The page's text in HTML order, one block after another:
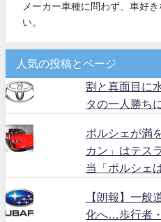
メーカー車種に問わず、車好
い。
人気の投稿とページ
割と真面目に
タの一人勝ち
ポルシェが満
カン」はテス
当「ポルシェ
【朗報】一般
化へ…歩行者